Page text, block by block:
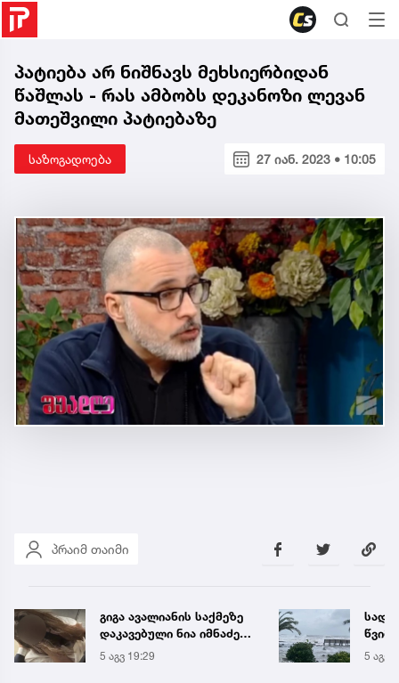
პატიება არ ნიშნავს მეხსიერბიდან
წაშლას - რას ამბობს დეკანოზი ლევან
მათეშვილი პატიებაზე
საზოგადოება 27 იან. 2023 • 10:05
პრაიმ თაიმი
სად არის მოსალოდნელი
წვიმა და სად
შენარჩუნდება მაღალი
ტემპერატურა
5 აგვ 21:15 5 აგვ